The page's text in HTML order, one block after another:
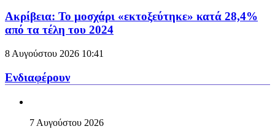
Ακρίβεια: Το μοσχάρι «εκτοξεύτηκε» κατά 28,4%
από τα τέλη του 2024
8 Αυγούστου 2026 10:41
Ενδιαφέρουν
7 Αυγούστου 2026